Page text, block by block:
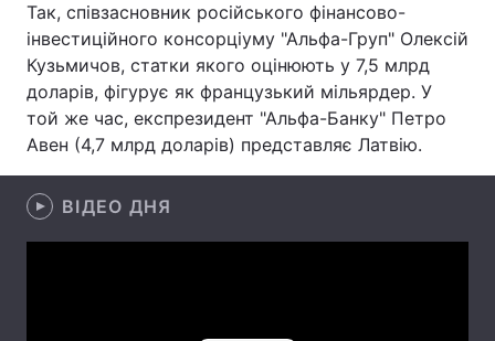
Здоров'я Туризм
Цікавинки Погода
Екологія Регіони
Лонгріди
Так, співзасновник російського фінансово-
інвестиційного консорціуму "Альфа-Груп" Олексій
Кузьмичов, статки якого оцінюють у 7,5 млрд
доларів, фігурує як французький мільярдер. У
той же час, експрезидент "Альфа-Банку" Петро
Авен (4,7 млрд доларів) представляє Латвію.
ВІДЕО ДНЯ